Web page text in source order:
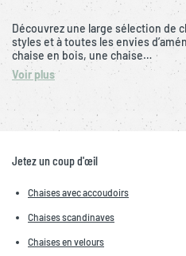
Découvrez une large sélection de
styles et à toutes les envies
chaise en bois, une chaise…
Voir plus
Jetez un coup d'œil
Chaises avec accoudoirs
Chaises scandinaves
Chaises en velours